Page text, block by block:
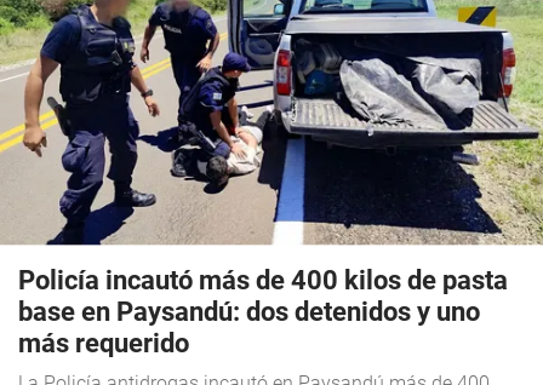
Policía incautó más de 400 kilos de pasta
base en Paysandú: dos detenidos y uno
más requerido